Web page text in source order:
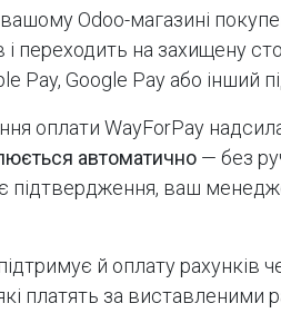
Odoo-магазині
і переходить на захищену
Pay, Google Pay або інший
оплати WayForPay
автоматично — без
підтвердження, ваш
й оплату рахунків
платять за виставленими